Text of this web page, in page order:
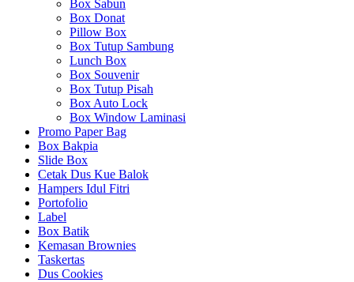
Box Sabun
Box Donat
Pillow Box
Box Tutup Sambung
Lunch Box
Box Souvenir
Box Tutup Pisah
Box Auto Lock
Box Window Laminasi
Promo Paper Bag
Box Bakpia
Slide Box
Cetak Dus Kue Balok
Hampers Idul Fitri
Portofolio
Label
Box Batik
Kemasan Brownies
Taskertas
Dus Cookies